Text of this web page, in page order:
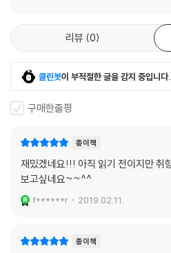
기, 생명의 출현을 모의 실험할 수 있는
세계를 들여다 볼 수 있는 생명공학, 화
학은 무궁무진한 발전을 이뤄내며 우리
책은 우리의 기원을 완벽하게 재구성하
른 전설들에서 나타나는 어둠에 잠긴 대
이브는 인간의 진화 속 어디에 위치하고
시모네가 지적인 호기심을 불러일으키
베르 리브스, 생물학자 조엘 드 로스네,
리뷰 0
클린봇이 부적절한 글을 감지 중입니다.
구매한줄평
종이책
재밌겠네요!!! 아직 읽기 전이지만 취
보고싶네요~~^^
f******r 2019.02.11.
종이책